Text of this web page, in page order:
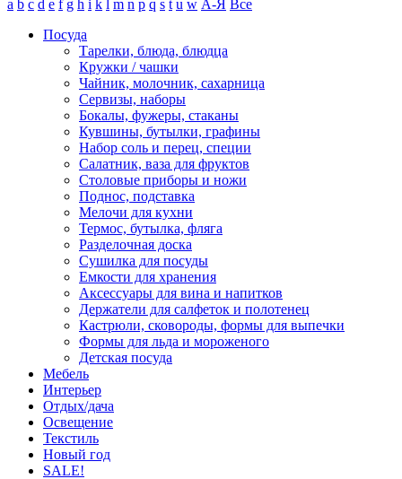
a b c d e f g h i k l m n p q s t u w А-Я Все
Посуда
Тарелки, блюда, блюдца
Кружки / чашки
Чайник, молочник, сахарница
Сервизы, наборы
Бокалы, фужеры, стаканы
Кувшины, бутылки, графины
Набор соль и перец, специи
Салатник, ваза для фруктов
Столовые приборы и ножи
Поднос, подставка
Мелочи для кухни
Термос, бутылка, фляга
Разделочная доска
Сушилка для посуды
Емкости для хранения
Аксессуары для вина и напитков
Держатели для салфеток и полотенец
Кастрюли, сковороды, формы для выпечки
Формы для льда и мороженого
Детская посуда
Мебель
Интерьер
Отдых/дача
Освещение
Текстиль
Новый год
SALE!